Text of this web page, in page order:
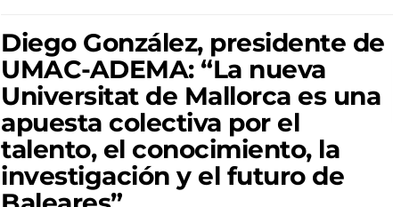
Diego González, presidente de
UMAC-ADEMA: “La nueva
Universitat de Mallorca es una
apuesta colectiva por el
talento, el conocimiento, la
investigación y el futuro de